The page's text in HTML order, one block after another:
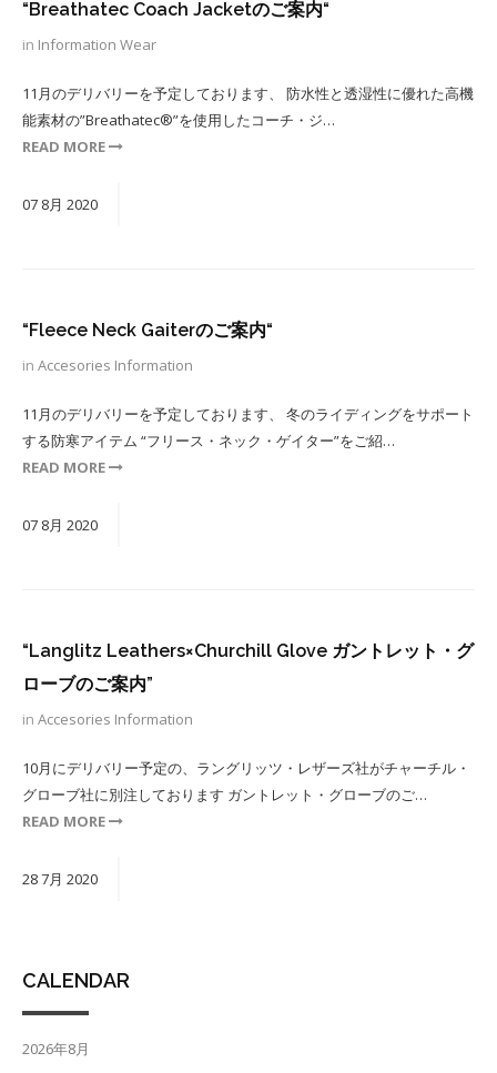
“Breathatec Coach Jacketのご案内“
in Information Wear
11月のデリバリーを予定しております、 防水性と透湿性に優れた高機
能素材の”Breathatec®”を使用したコーチ・ジ…
READ MORE
07 8月 2020
“Fleece Neck Gaiterのご案内“
in Accesories Information
11月のデリバリーを予定しております、 冬のライディングをサポート
する防寒アイテム “フリース・ネック・ゲイター”をご紹…
READ MORE
07 8月 2020
“Langlitz Leathers×Churchill Glove ガントレット・グ
ローブのご案内”
in Accesories Information
10月にデリバリー予定の、ラングリッツ・レザーズ社がチャーチル・
グローブ社に別注しております ガントレット・グローブのご…
READ MORE
287月 2020
CALENDAR
2026年8月